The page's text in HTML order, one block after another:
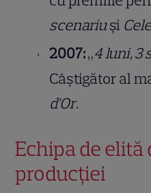
scenariuși
2007:„4 luni, 3
Câștigător al
d’Or.
Echipa de elită
producției